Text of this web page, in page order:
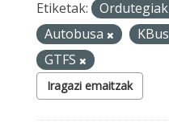
Etiketak: Ordutegiak
Autobusa
KBus
GTFS
Iragazi emaitzak